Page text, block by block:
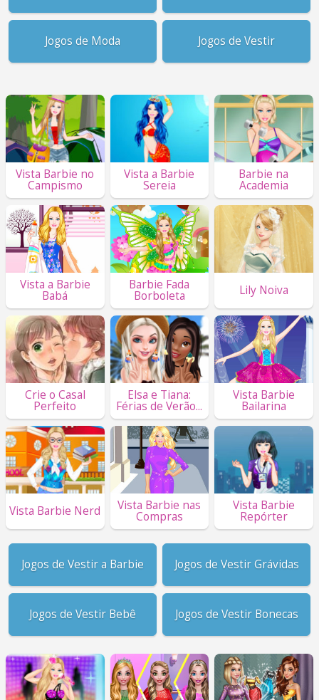
Jogos de Moda Jogos de Vestir
Vista Barbie no
Campismo
Vista a Barbie
Sereia
Barbie na
Academia
Vista a Barbie
Babá
Barbie Fada
Borboleta Lily Noiva
Crie o Casal
Perfeito
Elsa e Tiana:
Férias de Verão...
Vista Barbie
Bailarina
Vista Barbie Nerd Vista Barbie nas
Compras
Vista Barbie
Repórter
Jogos de Vestir a Barbie Jogos de Vestir Grávidas
Jogos de Vestir Bebê Jogos de Vestir Bonecas